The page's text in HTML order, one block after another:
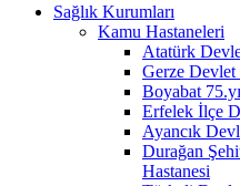
Sağlık Kurumları
Kamu Hastaneleri
Atatürk
Gerze Devlet
Boyabat
Erfelek İlçe
Ayancık
Durağan
Hastanesi